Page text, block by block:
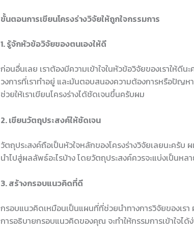
ขั้นตอนการเขียนโครงร่างวิจัยให้ถูกใจกรรมการ
1. รู้จักหัวข้อวิจัยของตนเองให้ดี
ก่อนอื่นเลย เราต้องมีความเข้าใจในหัวข้อวิจัยของเราให้ดี
วงการที่เราทำอยู่ และมันตอบสนองความต้องการหรือปัญห
ช่วยให้เราเขียนโครงร่างได้ชัดเจนขึ้นครับผม
2. เขียนวัตถุประสงค์ให้ชัดเจน
วัตถุประสงค์ถือเป็นหัวใจหลักของโครงร่างวิจัยเลยนะครับ ผ
นำไปสู่ผลลัพธ์อะไรบ้าง โดยวัตถุประสงค์ควรจะแบ่งเป็นห
3. สร้างกรอบแนวคิดที่ดี
กรอบแนวคิดเหมือนเป็นแผนที่ที่ช่วยนำทางการวิจัยของเร
การอธิบายกรอบแนวคิดของคุณ จะทำให้กรรมการเข้าใจได้